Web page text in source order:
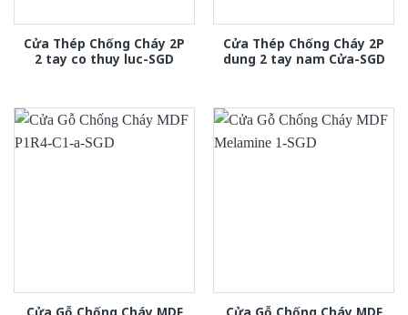
Cửa Thép Chống Cháy 2P
2 tay co thuy luc-SGD
Cửa Thép Chống Cháy 2P
dung 2 tay nam Cửa-SGD